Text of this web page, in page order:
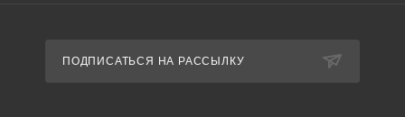
ПОДПИСАТЬСЯ НА РАССЫЛКУ